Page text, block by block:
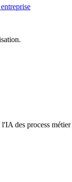
des process